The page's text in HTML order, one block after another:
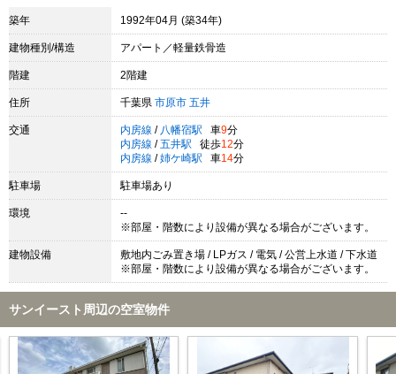
築年 1992年04月 (築34年)
建物種別/構造 アパート／軽量鉄骨造
階建 2階建
住所 千葉県 市原市 五井
交通 内房線 / 八幡宿駅 車9分
内房線 / 五井駅 徒歩12分
内房線 / 姉ケ崎駅 車14分
駐車場 駐車場あり
環境
--
※部屋・階数により設備が異なる場合がございます。
建物設備
敷地内ごみ置き場 / LPガス / 電気 / 公営上水道 / 下水道
※部屋・階数により設備が異なる場合がございます。
サンイースト周辺の空室物件